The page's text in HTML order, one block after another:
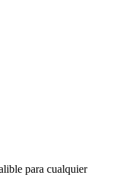
para cualquier